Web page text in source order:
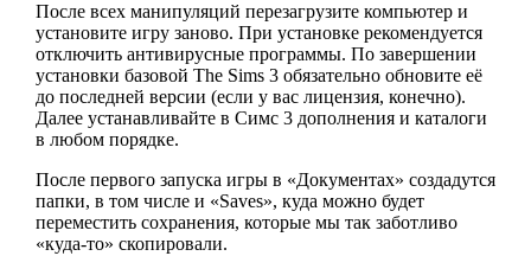
После всех манипуляций перезагрузите компьютер и
установите игру заново. При установке рекомендуется
отключить антивирусные программы. По завершении
установки базовой The Sims 3 обязательно обновите её
до последней версии (если у вас лицензия, конечно).
Далее устанавливайте в Симс 3 дополнения и каталоги
в любом порядке.
После первого запуска игры в «Документах» создадутся
папки, в том числе и «Saves», куда можно будет
переместить сохранения, которые мы так заботливо
«куда-то» скопировали.